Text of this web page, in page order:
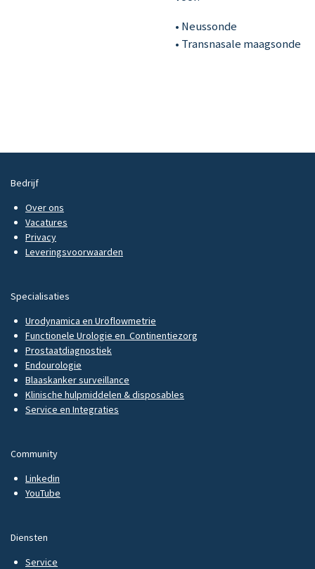
• Neussonde
• Transnasale maagsonde
Bedrijf
Over ons
Vacatures
Privacy
Leveringsvoorwaarden
Specialisaties
Urodynamica en Uroflowmetrie
Functionele Urologie en Continentiezorg
Prostaatdiagnostiek
Endourologie
Blaaskanker surveillance
Klinische hulpmiddelen & disposables
Service en Integraties
Community
Linkedin
YouTube
Diensten
Service